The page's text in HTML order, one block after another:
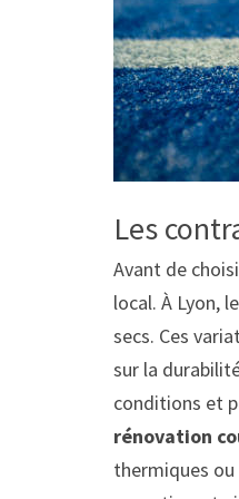
Les
Avant de
local. À Lyon,
secs. Ces
sur la
conditions et
rénovation
thermiques ou